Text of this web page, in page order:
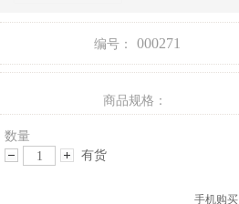
编号： 000271
商品规格：
数量
有货
手机购买